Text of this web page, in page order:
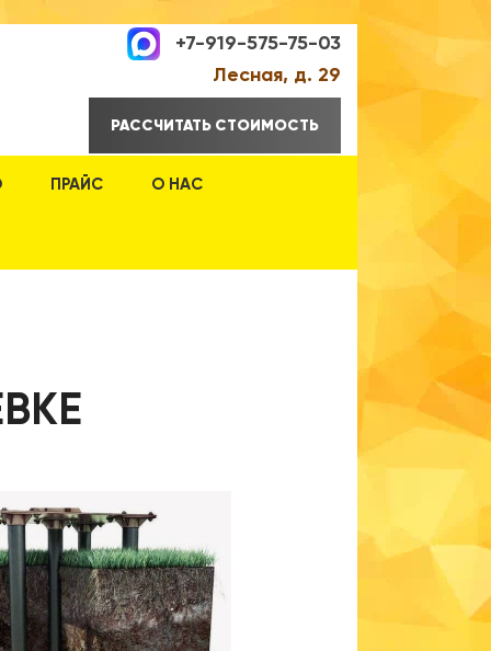
+7-919-575-75-03
Лесная, д. 29
РАССЧИТАТЬ СТОИМОСТЬ
ПРАЙС О НАС